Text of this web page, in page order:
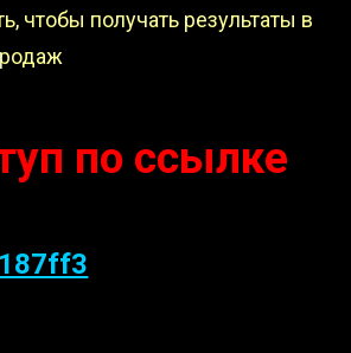
чтобы получать результаты в
по ссылке